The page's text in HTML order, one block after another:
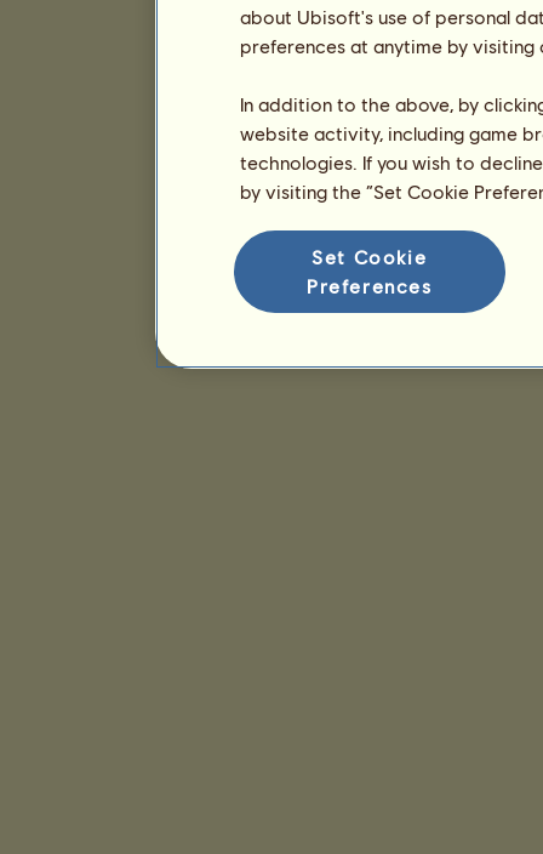
about Ubisoft's use of personal
preferences at anytime by
In addition to the above, by
website activity, including game
technologies. If you wish to
by visiting the “Set Cookie
Set Cookie
Preferences